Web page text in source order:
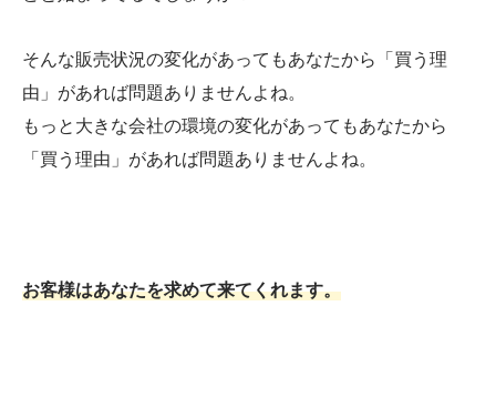
そんな販売状況の変化があってもあなたから「買う理
由」があれば問題ありませんよね。
もっと大きな会社の環境の変化があってもあなたから
「買う理由」があれば問題ありませんよね。
お客様はあなたを求めて来てくれます。